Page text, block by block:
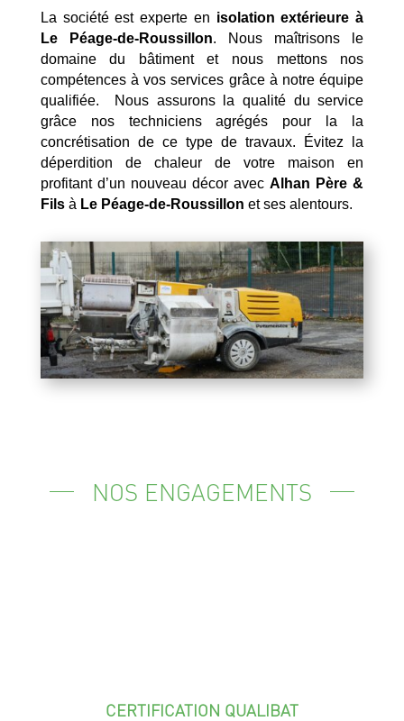
La société est experte en isolation extérieure à
Le Péage-de-Roussillon. Nous maîtrisons le
domaine du bâtiment et nous mettons nos
compétences à vos services grâce à notre équipe
qualifiée. Nous assurons la qualité du service
grâce nos techniciens agrégés pour la la
concrétisation de ce type de travaux. Évitez la
déperdition de chaleur de votre maison en
profitant d’un nouveau décor avecAlhan Père &
Filsà Le Péage-de-Roussillon et ses alentours.
NOS ENGAGEMENTS
CERTIFICATION QUALIBAT